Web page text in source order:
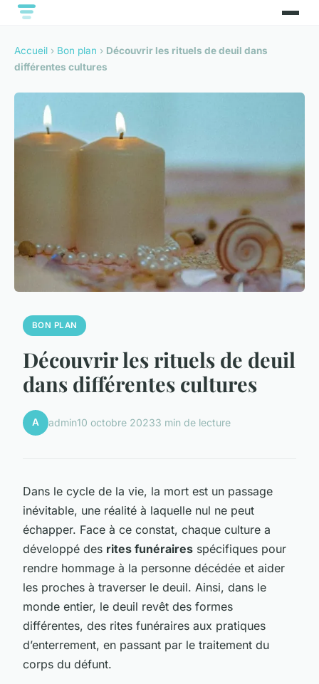
Accueil › Bon plan › Découvrir les rituels de deuil dans
différentes cultures
BON PLAN
Découvrir les rituels de deuil
dans différentes cultures
A admin10 octobre 20233 min de lecture
Dans le cycle de la vie, la mort est un passage
inévitable, une réalité à laquelle nul ne peut
échapper. Face à ce constat, chaque culture a
développé des rites funéraires spécifiques pour
rendre hommage à la personne décédée et aider
les proches à traverser le deuil. Ainsi, dans le
monde entier, le deuil revêt des formes
différentes, des rites funéraires aux pratiques
d’enterrement, en passant par le traitement du
corps du défunt.